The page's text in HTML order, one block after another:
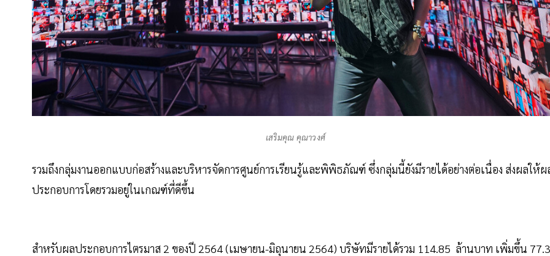
เสริมคุณ คุณาวงศ์
รวมถึงกลุ่มงานออกแบบก่อสร้างและบริหารจัดการศูนย์การเรียนรู้และพิพิธภัณฑ์ ซึ่งกลุ่มนี้ยังมีรายได้อย่างต่อเนื่อง ส่งผลให้ผ
ประกอบการโดยรวมอยู่ในเกณฑ์ที่ดีขึ้น
สำหรับผลประกอบการไตรมาส 2 ของปี 2564 (เมษายน-มิถุนายน 2564) บริษัทมีรายได้รวม 114.85 ล้านบาท เพิ่มขึ้น